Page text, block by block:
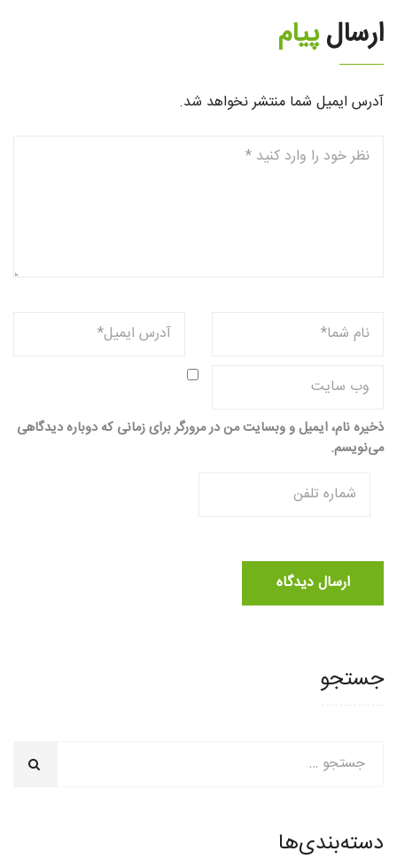
ارسالپیام
آدرس ایمیل شما منتشر نخواهد شد.
ذخیره نام، ایمیل و وبسایت من در مرورگر برای زمانی که دوباره دیدگاهی
می‌نویسم.
جستجو
دسته‌بندی‌ها